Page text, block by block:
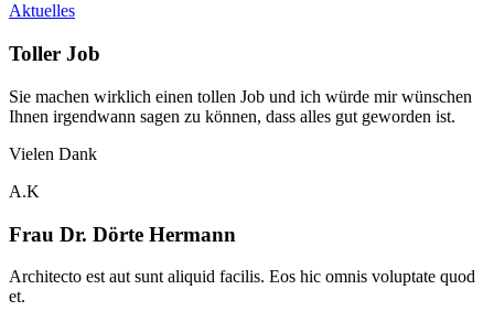
Aktuelles
Toller Job
Sie machen wirklich einen tollen Job und ich würde mir wünschen
Ihnen irgendwann sagen zu können, dass alles gut geworden ist.
Vielen Dank
A.K
Frau Dr. Dörte Hermann
Architecto est aut sunt aliquid facilis. Eos hic omnis voluptate quod
et.